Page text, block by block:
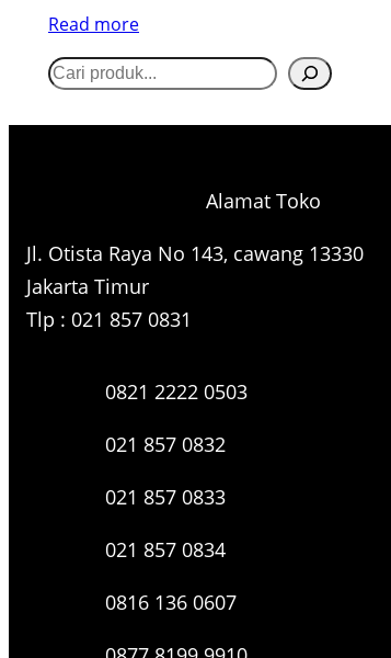
Read more
S
Alamat Toko
Jl. Otista Raya No 143, cawang 13330
Jakarta Timur
Tlp : 021 857 0831
0821 2222 0503
021 857 0832
021 857 0833
021 857 0834
0816 136 0607